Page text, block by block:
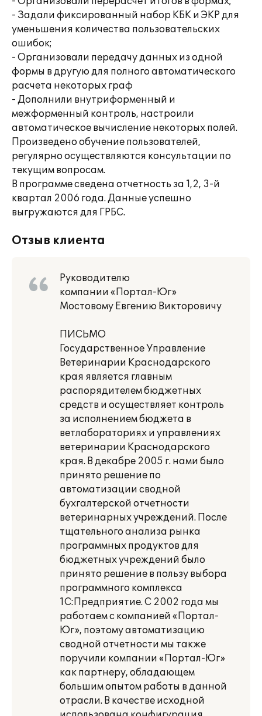
- Задали фиксированный набор КБК и ЭКР для
уменьшения количества пользовательских
ошибок;
- Организовали передачу данных из одной
формы в другую для полного автоматического
расчета некоторых граф
- Дополнили внутриформенный и
межформенный контроль, настроили
автоматическое вычисление некоторых полей.
Произведено обучение пользователей,
регулярно осуществляются консультации по
текущим вопросам.
В программе сведена отчетность за 1,2, 3-й
квартал 2006 года. Данные успешно
выгружаются для ГРБС.
Отзыв клиента
Руководителю
компании «Портал-Юг»
Мостовому Евгению Викторовичу
ПИСЬМО
Государственное Управление
Ветеринарии Краснодарского
края является главным
распорядителем бюджетных
средств и осуществляет контроль
за исполнением бюджета в
ветлабораториях и управлениях
ветеринарии Краснодарского
края. В декабре 2005 г. нами было
принято решение по
автоматизации сводной
бухгалтерской отчетности
ветеринарных учреждений. После
тщательного анализа рынка
программных продуктов для
бюджетных учреждений было
принято решение в пользу выбора
программного комплекса
1С:Предприятие. С 2002 года мы
работаем с компанией «Портал-
Юг», поэтому автоматизацию
сводной отчетности мы также
поручили компании «Портал-Юг»
как партнеру, обладающем
большим опытом работы в данной
отрасли. В качестве исходной